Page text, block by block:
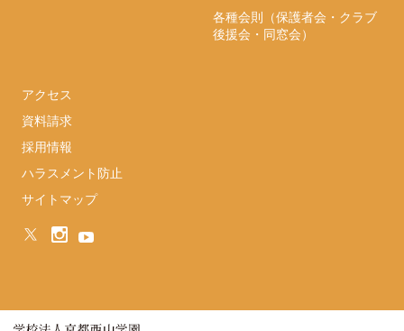
各種会則（保護者会・クラブ
後援会・同窓会）
アクセス
資料請求
採用情報
ハラスメント防止
サイトマップ